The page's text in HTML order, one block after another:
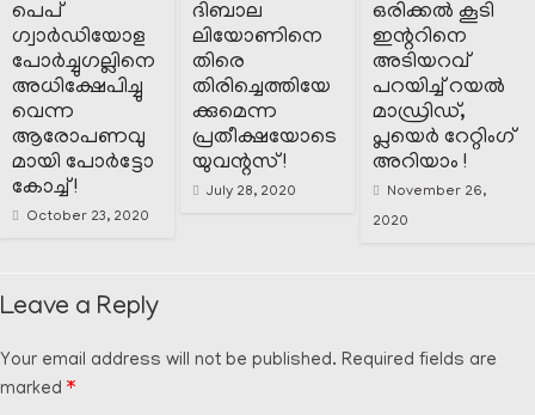
പെപ്
ഗ്വാർഡിയോള
പോർച്ചുഗല്ലിനെ
അധിക്ഷേപിച്ചു
വെന്ന
ആരോപണവു
മായി പോർട്ടോ
കോച്ച് !
October 23, 2020
ദിബാല
ലിയോണിനെ
തിരെ
തിരിച്ചെത്തിയേ
ക്കുമെന്ന
പ്രതീക്ഷയോടെ
യുവന്റസ് !
July 28, 2020
ഒരിക്കൽ കൂടി
ഇന്ററിനെ
അടിയറവ്
പറയിച്ച് റയൽ
മാഡ്രിഡ്‌,
പ്ലയെർ റേറ്റിംഗ്
അറിയാം !
November 26,
2020
Leave a Reply
Your email address will not be published. Required fields are
marked *